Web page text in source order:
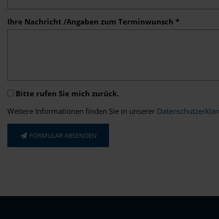
Ihre Nachricht /Angaben zum Terminwunsch *
Bitte rufen Sie mich zurück.
Weitere Informationen finden Sie in unserer
FORMULAR ABSENDEN